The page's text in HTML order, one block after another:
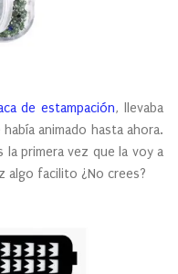
de estampación, llevaba
animado hasta ahora.
la primera vez que la voy a
algo facilito ¿No crees?